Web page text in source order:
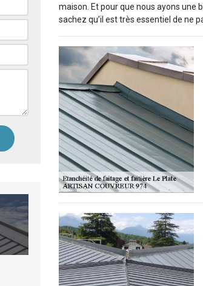
maison. Et pour que nous ayons une
sachez qu’il est très essentiel de ne